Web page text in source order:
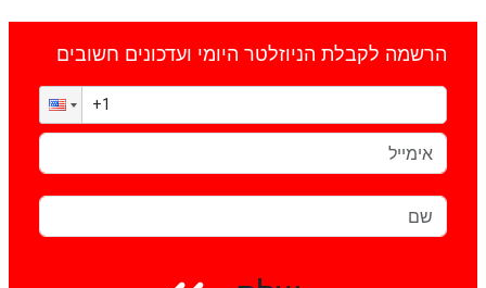
הרשמה לקבלת הניוזלטר היומי ועדכונים חשובים